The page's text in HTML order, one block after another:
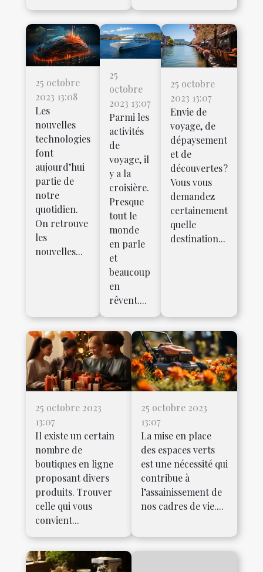
25 octobre
2023 13:08
Les
nouvelles
technologies
font
aujourd’hui
partie de
notre
quotidien.
On retrouve
les
nouvelles...
25
octobre
2023 13:07
Parmi les
activités
de
voyage, il
y a la
croisière.
Presque
tout le
monde
en parle
et
beaucoup
en
rêvent....
25 octobre
2023 13:07
Envie de
voyage, de
dépaysement
et de
découvertes ?
Vous vous
demandez
certainement
quelle
destination...
25 octobre 2023
13:07
Il existe un certain
nombre de
boutiques en ligne
proposant divers
produits. Trouver
celle qui vous
convient...
25 octobre 2023
13:07
La mise en place
des espaces verts
est une nécessité qui
contribue à
l’assainissement de
nos cadres de vie....